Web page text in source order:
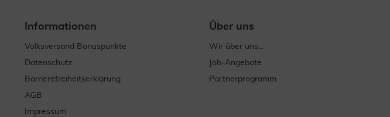
Informationen
Volksversand Bonuspunkte
Datenschutz
Barrierefreiheitserklärung
AGB
Impressum
Über uns
Wir über uns...
Job-Angebote
Partnerprogramm